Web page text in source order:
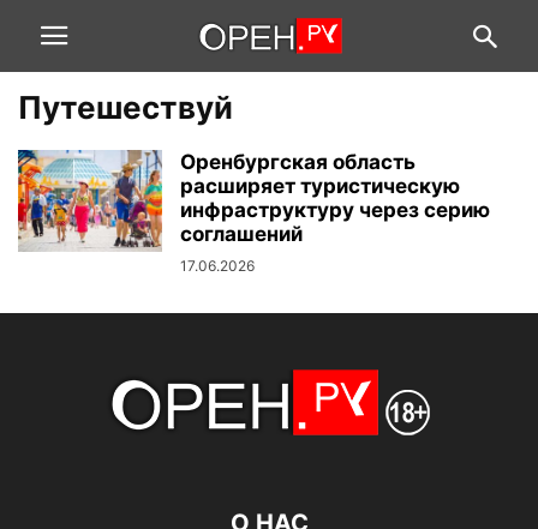
Путешествуй
Оренбургская область
расширяет туристическую
инфраструктуру через серию
соглашений
17.06.2026
О НАС